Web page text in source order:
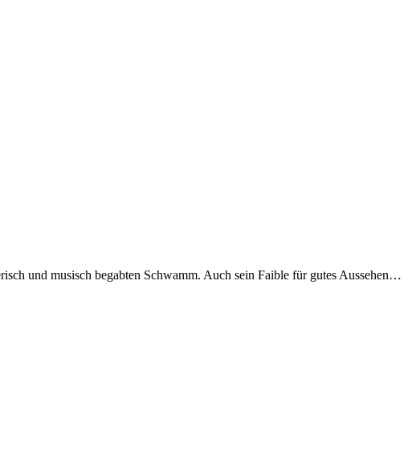
und musisch begabten Schwamm. Auch sein Faible für gutes Aussehen…